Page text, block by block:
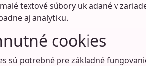
textové súbory ukladané v
aj analytiku.
cookies
sú potrebné pre základné